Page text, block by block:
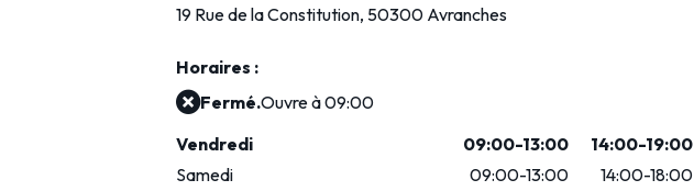
19 Rue de la Constitution, 50300 Avranches
Horaires :
Fermé.Ouvre à 09:00
Vendredi
09:00-13:00
14:00-19:00
Samedi
09:00-13:00
14:00-18:00